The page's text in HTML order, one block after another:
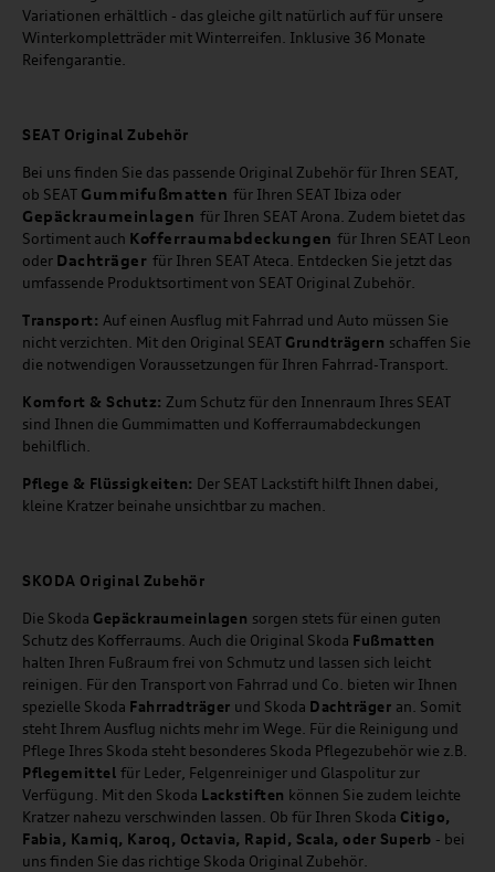
Variationen erhältlich - das gleiche gilt natürlich auf für unsere
Winterkompletträder mit Winterreifen. Inklusive 36 Monate
Reifengarantie.
SEAT Original Zubehör
Bei uns finden Sie das passende Original Zubehör für Ihren SEAT,
ob SEAT Gummifußmatten für Ihren SEAT Ibiza oder
Gepäckraumeinlagen für Ihren SEAT Arona. Zudem bietet das
Sortiment auch Kofferraumabdeckungen für Ihren SEAT Leon
oder Dachträger für Ihren SEAT Ateca. Entdecken Sie jetzt das
umfassende Produktsortiment von SEAT Original Zubehör.
Transport: Auf einen Ausflug mit Fahrrad und Auto müssen Sie
nicht verzichten. Mit den Original SEAT Grundträgern schaffen Sie
die notwendigen Voraussetzungen für Ihren Fahrrad-Transport.
Komfort & Schutz: Zum Schutz für den Innenraum Ihres SEAT
sind Ihnen die Gummimatten und Kofferraumabdeckungen
behilflich.
Pflege & Flüssigkeiten: Der SEAT Lackstift hilft Ihnen dabei,
kleine Kratzer beinahe unsichtbar zu machen.
SKODA Original Zubehör
Die Skoda Gepäckraumeinlagen sorgen stets für einen guten
Schutz des Kofferraums. Auch die Original Skoda Fußmatten
halten Ihren Fußraum frei von Schmutz und lassen sich leicht
reinigen. Für den Transport von Fahrrad und Co. bieten wir Ihnen
spezielle Skoda Fahrradträger und Skoda Dachträger an. Somit
steht Ihrem Ausflug nichts mehr im Wege. Für die Reinigung und
Pflege Ihres Skoda steht besonderes Skoda Pflegezubehör wie z.B.
Pflegemittel für Leder, Felgenreiniger und Glaspolitur zur
Verfügung. Mit den Skoda Lackstiften können Sie zudem leichte
Kratzer nahezu verschwinden lassen. Ob für Ihren Skoda Citigo,
Fabia, Kamiq, Karoq, Octavia, Rapid, Scala, oder Superb - bei
uns finden Sie das richtige Skoda Original Zubehör.